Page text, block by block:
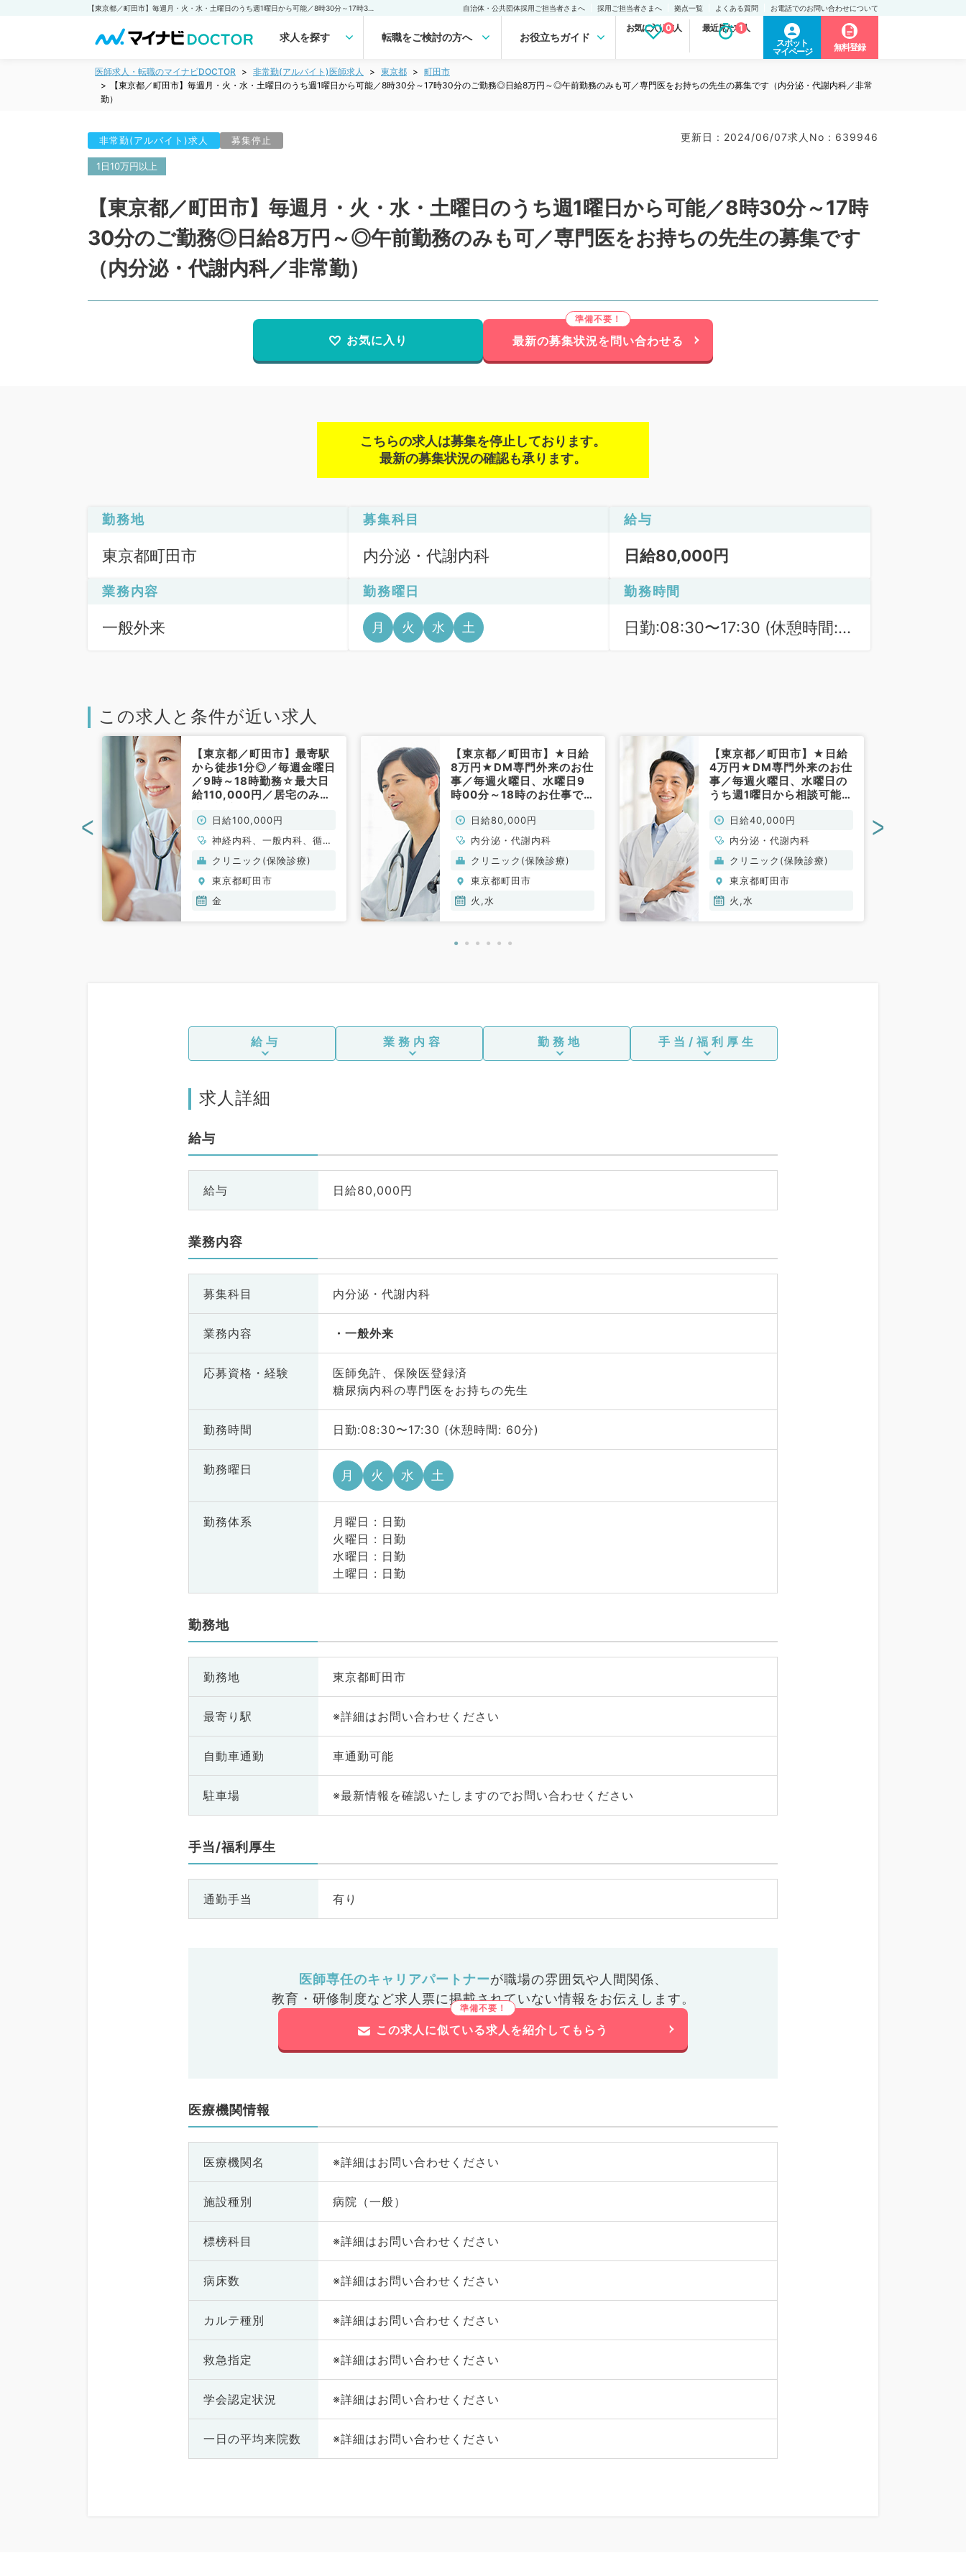
自治体・公共団体採用ご担当者さまへ 採用ご担当者さまへ 拠点一覧 よくある質問 お電話でのお問い合わせについて
求人を探す 転職をご検討の方へ お役立ちガイド
お気に入り求人
0 最近見た求人
1
スポット
マイページ
無料登録
医師求人・転職のマイナビDOCTOR 非常勤(アルバイト)医師求人 東京都
町田市
【東京都／町田市】毎週月・火・水・土曜日のうち週1曜日から可能／8時30分～17時30分のご勤務◎日給8万円～◎午前勤務のみも可／専門医をお持ちの先生の募集です（内分泌・代謝内科／非常
勤）
非常勤(アルバイト)求人 募集停止 更新日 : 2024/06/07求人No : 639946
1日10万円以上
【東京都／町田市】毎週月・火・水・土曜日のうち週1曜日から可能／8時30分～17時
30分のご勤務◎日給8万円～◎午前勤務のみも可／専門医をお持ちの先生の募集です
（内分泌・代謝内科／非常勤）
お気に入り 最新の募集状況を問い合わせる
こちらの求人は募集を停止しております。
最新の募集状況の確認も承ります。
勤務地
東京都町田市
募集科目
内分泌・代謝内科
給与
日給80,000円
業務内容
一般外来
勤務曜日
月 火 水 土
勤務時間
日勤:08:30〜17:30 (休憩時間:
この求人と条件が近い求人
【東京都／町田市】最寄駅
から徒歩1分◎／毎週金曜日
／9時～18時勤務☆最大日
給110,000円／居宅のみの
科系／非常勤）
日給100,000円
神経内科、一般内科、循環
器内科、呼吸器内科、消化
器内科、内分泌・代謝内
科、腎臓内科、老年内科、
血液内科、膠原病科
クリニック(保険診療)
東京都町田市
金
【東京都／町田市】★日給
8万円★DM専門外来のお仕
事／毎週火曜日、水曜日9
時00分～18時のお仕事で
日給80,000円
内分泌・代謝内科
クリニック(保険診療)
東京都町田市
火,水
【東京都／町田市】★日給
4万円★DM専門外来のお仕
事／毎週火曜日、水曜日の
うち週1曜日から相談可能
事です（糖尿病内科/非常
勤）
日給40,000円
内分泌・代謝内科
クリニック(保険診療)
東京都町田市
火,水
< >
給与 業務内容 勤務地 手当/福利厚生
求人詳細
給与
給与 日給80,000円
業務内容
募集科目 内分泌・代謝内科
業務内容 一般外来
応募資格・ 経験
医師免許、保険医登録済
糖尿病内科の専門医をお持ちの先生
勤務時間 日勤:08:30〜17:30 (休憩時間: 60分)
勤務曜日 月 火 水 土
勤務体系
月曜日 : 日勤
火曜日 : 日勤
水曜日 : 日勤
土曜日 : 日勤
勤務地
勤務地 東京都町田市
最寄り駅 ※詳細はお問い合わせください
自動車通勤 車通勤可能
駐車場 ※最新情報を確認いたしますのでお問い合わせください
手当/福利厚生
通勤手当 有り
医師専任のキャリアパートナーが職場の雰囲気や人間関係、
教育・研修制度など求人票に掲載されていない情報をお伝えします。
この求人に似ている求人を紹介してもらう
医療機関情報
医療機関名 ※詳細はお問い合わせください
施設種別 病院（一般）
標榜科目 ※詳細はお問い合わせください
病床数 ※詳細はお問い合わせください
カルテ種別 ※詳細はお問い合わせください
救急指定 ※詳細はお問い合わせください
学会認定状況 ※詳細はお問い合わせください
一日の平均来院数 ※詳細はお問い合わせください